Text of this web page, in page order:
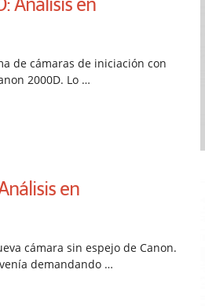
de cámaras de iniciación con
2000D. Lo …
en
cámara sin espejo de Canon.
demandando …